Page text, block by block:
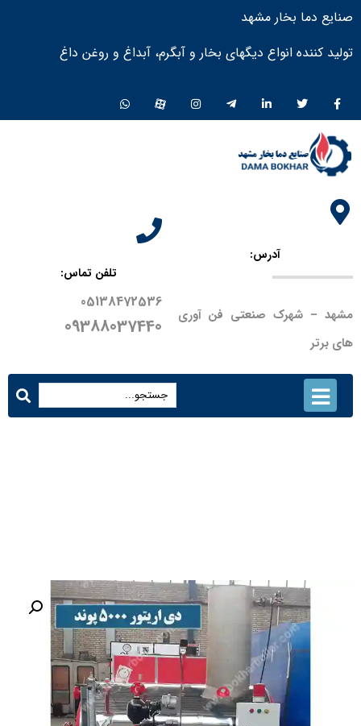
صنایع دما بخار مشهد
تولید کننده انواع دیگهای بخار و آبگرم، آبداغ و روغن داغ ​
آدرس:
مشهد – شهرک صنعتی فن آوری
های برتر
تلفن تماس:
05138472536
09388037440
دی اریتور 5000 پوند